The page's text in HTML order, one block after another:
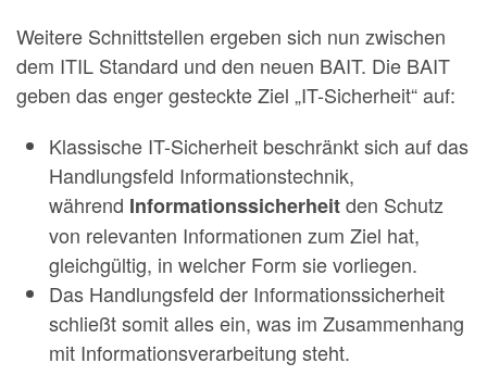
Weitere Schnittstellen ergeben sich nun zwischen
dem ITIL Standard und den neuen BAIT. Die BAIT
geben das enger gesteckte Ziel „IT-Sicherheit“ auf:
Klassische IT-Sicherheit beschränkt sich auf das
Handlungsfeld Informationstechnik,
während Informationssicherheitden Schutz
von relevanten Informationen zum Ziel hat,
gleichgültig, in welcher Form sie vorliegen.
Das Handlungsfeld der Informationssicherheit
schließt somit alles ein, was im Zusammenhang
mit Informationsverarbeitung steht.